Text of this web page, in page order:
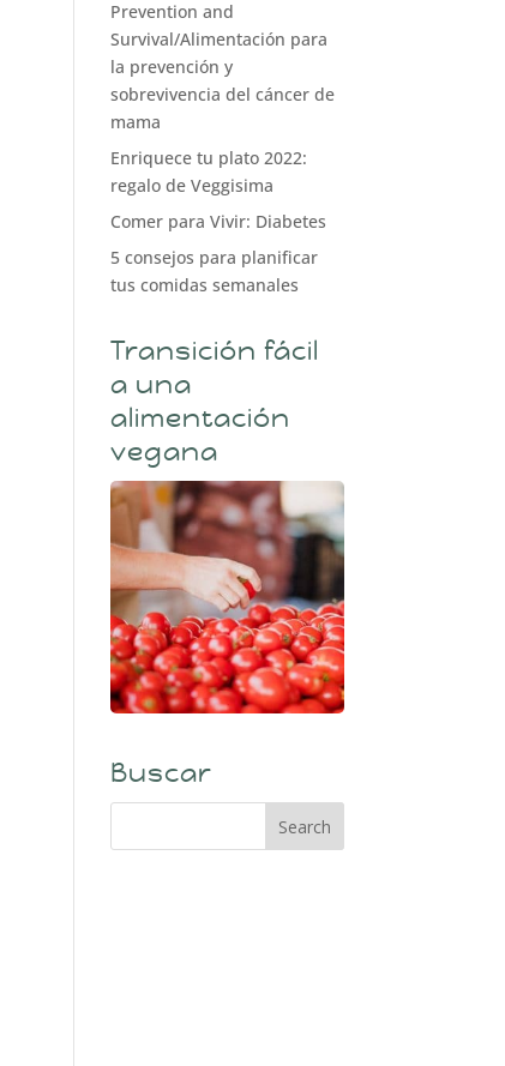
Prevention and
Survival/Alimentación para
la prevención y
sobrevivencia del cáncer de
mama
Enriquece tu plato 2022:
regalo de Veggisima
Comer para Vivir: Diabetes
5 consejos para planificar
tus comidas semanales
Transición fácil
a una
alimentación
vegana
Buscar